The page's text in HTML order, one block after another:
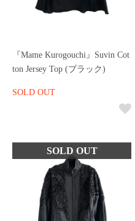
『Mame Kurogouchi』Suvin Cot
ton Jersey Top (ブラック)
SOLD OUT